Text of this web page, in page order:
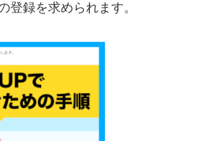
登録を求められます。